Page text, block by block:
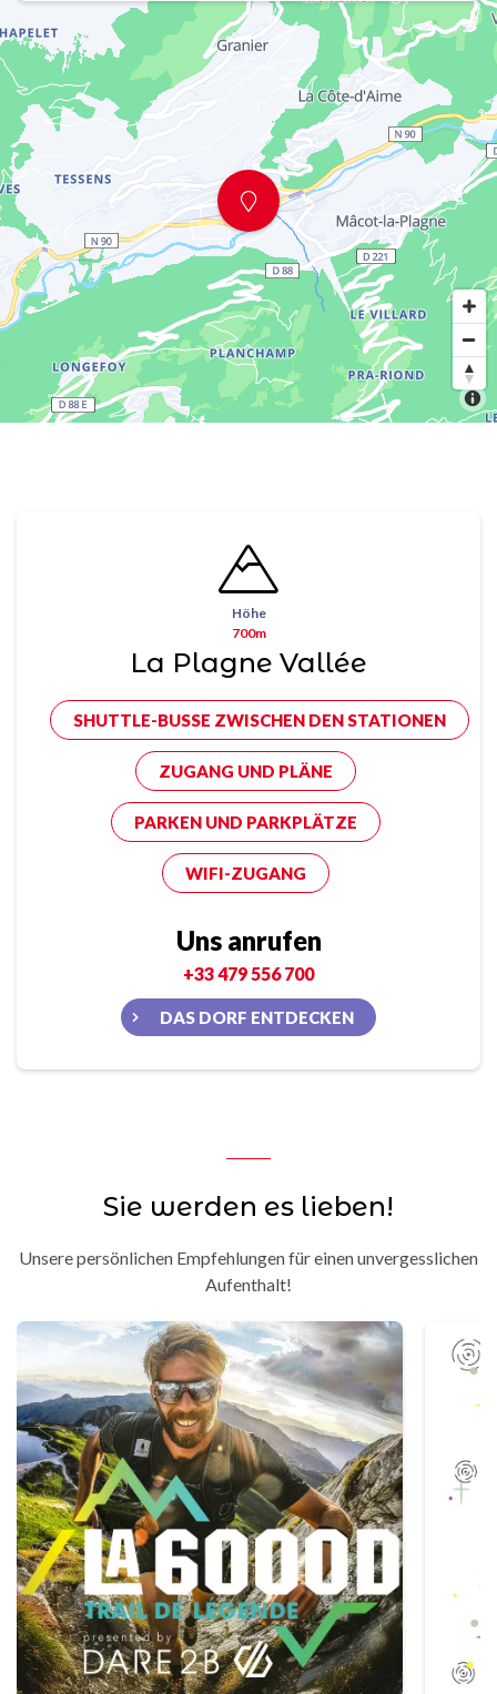
Höhe
700m
La Plagne Vallée
SHUTTLE-BUSSE ZWISCHEN DEN STATIONEN
ZUGANG UND PLÄNE
PARKEN UND PARKPLÄTZE
WIFI-ZUGANG
Uns anrufen
+33 479 556 700
DAS DORF ENTDECKEN
Sie werden es lieben!
Unsere persönlichen Empfehlungen für einen unvergesslichen
Aufenthalt!